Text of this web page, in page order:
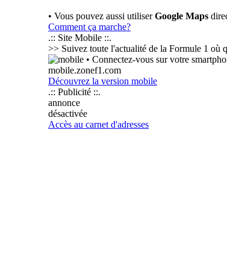
• Vous pouvez aussi utiliserGoogle Maps
Comment ça marche?
.:: Site Mobile ::.
>> Suivez toute l'actualité de la Formule 1 où
• Connectez-vous sur votre
mobile.zonef1.com
Découvrez la version mobile
.:: Publicité ::.
annonce
désactivée
Accès au carnet d'adresses